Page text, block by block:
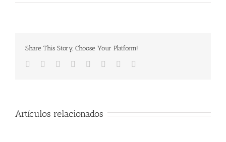
Share This Story, Choose Your Platform!
Facebook
TwitterLinkedIn
Reddit TumblrPinterest
Artículos relacionados